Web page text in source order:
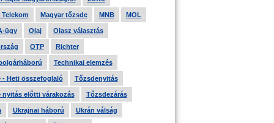
Telekom Magyar tőzsde MNB MOL
ügy Olaj Olasz választás
OTP Richter
Technikai elemzés
- Heti összefoglaló Tőzsdenyitás
nyitás előtti várakozás Tőzsdezárás
Ukrajnai háború Ukrán válság